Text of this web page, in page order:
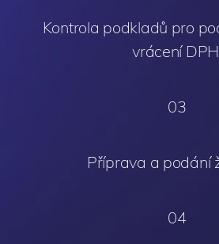
Kontrola podkladů pro
vrácení
03
Příprava a podání
04